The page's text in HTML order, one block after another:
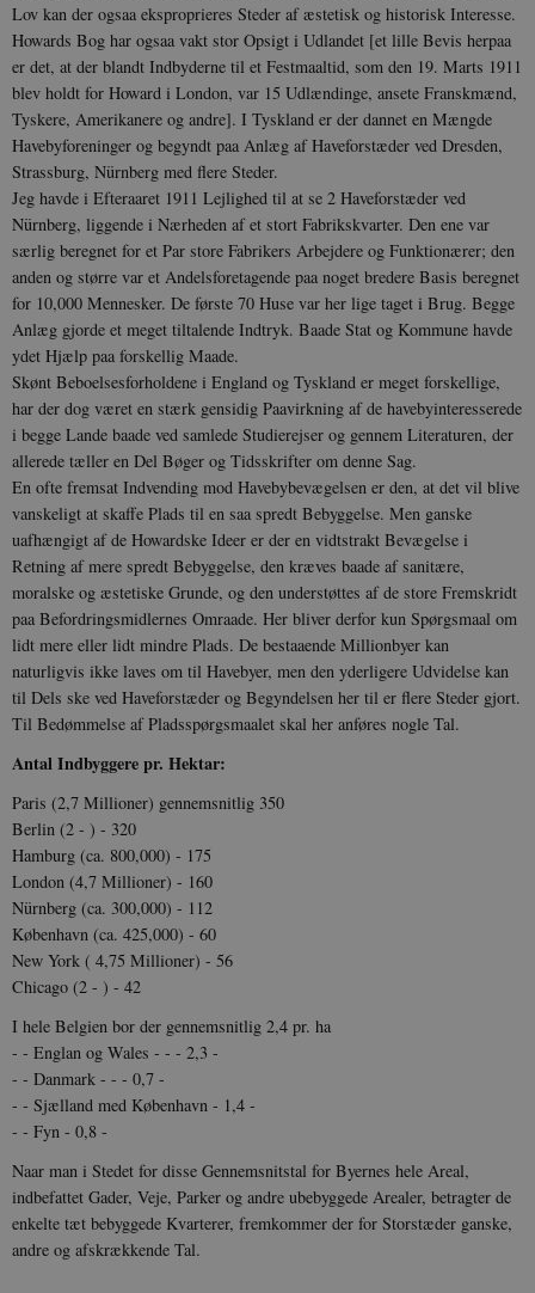
Lov kan der ogsaa eksproprieres Steder af æstetisk og histo­risk Interesse.
Howards Bog har ogsaa vakt stor Opsigt i Udlan­det [et lille Bevis herpaa
er det, at der blandt Indby­derne til et Festmaaltid, som den 19. Marts 1911
blev holdt for Howard i London, var 15 Udlændinge, ansete Franskmænd,
Tyskere, Amerikanere og andre]. I Tyskland er der dannet en Mængde
Havebyforeninger og begyndt paa Anlæg af Haveforstæder ved Dresden,
Strassburg, Nürnberg med flere Steder.
Jeg havde i Efteraaret 1911 Lejlighed til at se 2 Haveforstæder ved
Nürnberg, liggende i Nærheden af et stort Fabrikskvarter. Den ene var
særlig beregnet for et Par store Fabrikers Arbejdere og Funktionærer; den
anden og større var et Andelsforetagende paa noget bredere Basis beregnet
for 10,000 Mennesker. De første 70 Huse var her lige taget i Brug. Begge
Anlæg gjorde et meget tiltalende Indtryk. Baade Stat og Kommune havde
ydet Hjælp paa forskellig Maade.
Skønt Beboelsesforholdene i England og Tyskland er meget forskellige,
har der dog været en stærk gen­sidig Paavirkning af de havebyinteresserede
i begge Lande baade ved samlede Studierejser og gennem Literaturen, der
allerede tæller en Del Bøger og Tids­skrifter om denne Sag.
En ofte fremsat Indvending mod Havebybevægel­sen er den, at det vil blive
vanskeligt at skaffe Plads til en saa spredt Bebyggelse. Men ganske
uafhængigt af de Howardske Ideer er der en vidtstrakt Bevægelse i
Retning af mere spredt Bebyggelse, den kræves baade af sanitære,
moralske og æstetiske Grunde, og den understøttes af de store Fremskridt
paa Befordrings­midlernes Omraade. Her bliver derfor kun Spørgs­maal om
lidt mere eller lidt mindre Plads. De be­staaende Millionbyer kan
naturligvis ikke laves om til Havebyer, men den yderligere Udvidelse kan
til Dels ske ved Haveforstæder og Begyndelsen her til er flere Steder gjort.
Til Bedømmelse af Pladsspørgsmaalet skal her anføres nogle Tal.
Antal Indbyggere pr. Hektar:
Paris (2,7 Millioner) gennemsnitlig 350
Berlin (2 - ) - 320
Hamburg (ca. 800,000) - 175
London (4,7 Millioner) - 160
Nürnberg (ca. 300,000) - 112
København (ca. 425,000) - 60
New York ( 4,75 Millioner) - 56
Chicago (2 - ) - 42
I hele Belgien bor der gennemsnitlig 2,4 pr. ha
- - Englan og Wales - - - 2,3 -
- - Danmark - - - 0,7 -
- - Sjælland med København - 1,4 -
- - Fyn - 0,8 -
Naar man i Stedet for disse Gennemsnitstal for Byernes hele Areal,
indbefattet Gader, Veje, Parker og andre ubebyggede Arealer, betragter de
enkelte tæt bebyggede Kvarterer, fremkommer der for Storstæder ganske,
andre og afskrækkende Tal.